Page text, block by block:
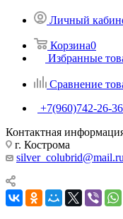
Личный
Корзина0
Избранные
Сравнение
+7(960)742-26-36
Контактная
г. Кострома
silver_colubrid@mail.ru